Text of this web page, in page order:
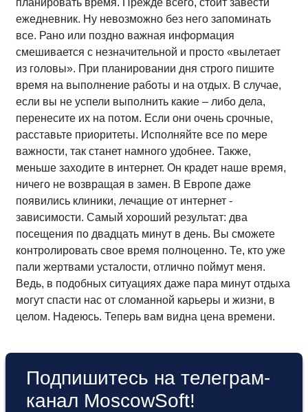
планировать время. Прежде всего, стоит завести
ежедневник. Ну невозможно без него запоминать
все. Рано или поздно важная информация
смешивается с незначительной и просто «вылетает
из головы». При планировании дня строго пишите
время на выполнение работы и на отдых. В случае,
если вы не успели выполнить какие – либо дела,
перенесите их на потом. Если они очень срочные,
расставьте приоритеты. Исполняйте все по мере
важности, так станет намного удобнее. Также,
меньше заходите в интернет. Он крадет наше время,
ничего не возвращая в замен. В Европе даже
появились клиники, лечащие от интернет -
зависимости. Самый хороший результат: два
посещения по двадцать минут в день. Вы сможете
контролировать свое время полноценно. Те, кто уже
пали жертвами усталости, отлично поймут меня.
Ведь, в подобных ситуациях даже пара минут отдыха
могут спасти нас от сломанной карьеры и жизни, в
целом. Надеюсь. Теперь вам видна цена времени.
Подпишитесь на телеграм-
канал MoscowSoft!